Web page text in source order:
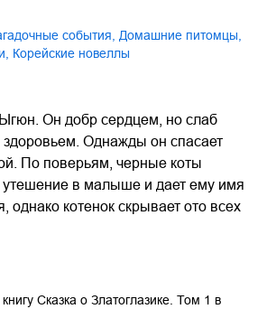
события домашние питомцы
корейские новеллы
Он добр сердцем, но слаб
Однажды он спасает
По поверьям, черные коты
утешение в малыше и дает ему имя
однако котенок скрывает ото всех
Сказка о Златоглазике. Том 1 в